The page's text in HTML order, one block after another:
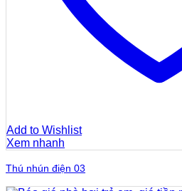
Add to Wishlist
Xem nhanh
Thú nhún điện 03